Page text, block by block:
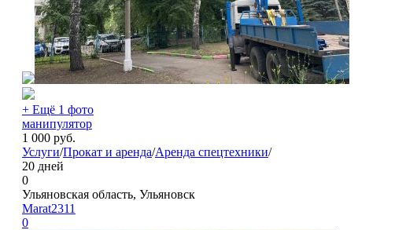
+ Ещё 1 фото
манипулятор
1 000 руб.
Услуги/Прокат и аренда/Аренда спецтехники/
20 дней
0
Ульяновская область, Ульяновск
Marat2311
0